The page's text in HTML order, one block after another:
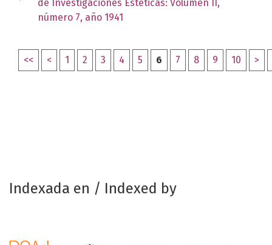
de Investigaciones Estéticas: Volumen II,
número 7, año 1941
<< < 1 2 3 4 5 6 7 8 9 10 >
Indexada en / Indexed by